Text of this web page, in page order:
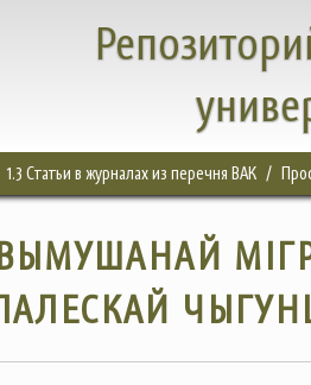
1.3 Статьи в журналах из перечня ВАК